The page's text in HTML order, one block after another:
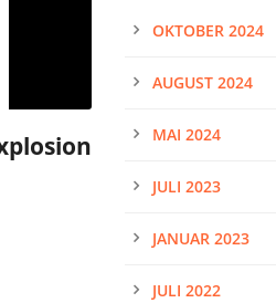
OKTOBER 2024
AUGUST 2024
MAI 2024
JULI 2023
JANUAR 2023
JULI 2022